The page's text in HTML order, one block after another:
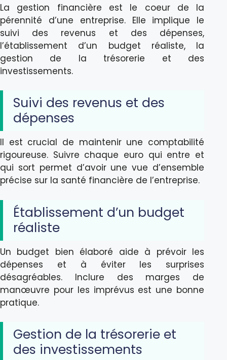
La gestion financière est le coeur de la
pérennité d’une entreprise. Elle implique le
suivi des revenus et des dépenses,
l’établissement d’un budget réaliste, la
gestion de la trésorerie et des
investissements.
Suivi des revenus et des
dépenses
Il est crucial de maintenir une comptabilité
rigoureuse. Suivre chaque euro qui entre et
qui sort permet d’avoir une vue d’ensemble
précise sur la santé financière de l’entreprise.
Établissement d’un budget
réaliste
Un budget bien élaboré aide à prévoir les
dépenses et à éviter les surprises
désagréables. Inclure des marges de
manœuvre pour les imprévus est une bonne
pratique.
Gestion de la trésorerie et
des investissements